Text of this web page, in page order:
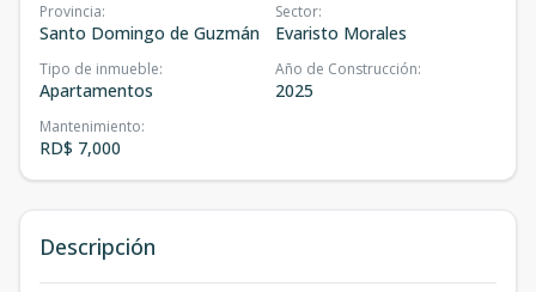
Provincia:
Santo Domingo de Guzmán
Sector:
Evaristo Morales
Tipo de inmueble:
Apartamentos
Año de Construcción:
2025
Mantenimiento:
RD$ 7,000
Descripción